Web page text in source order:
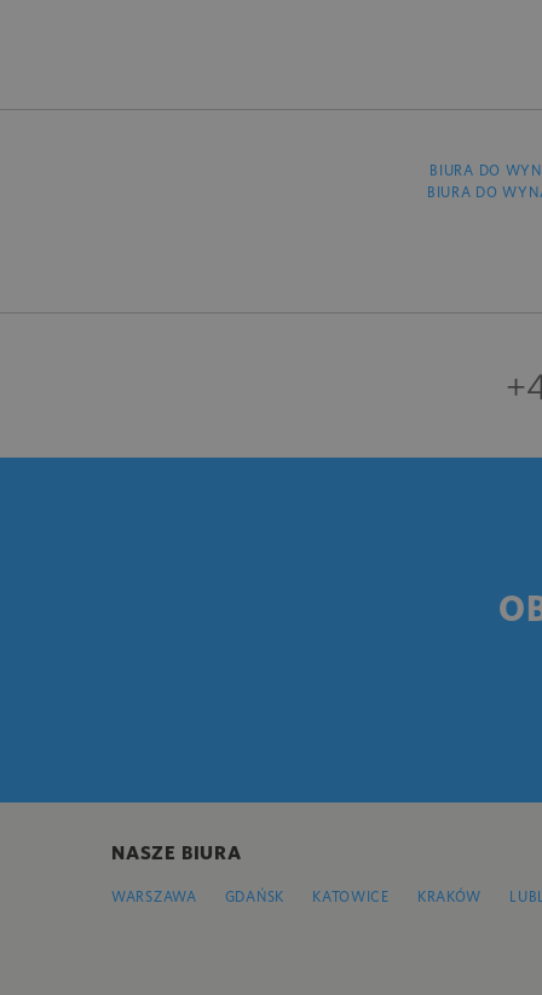
BIURA DO
BIURA DO
NASZE BIURA
WARSZAWA GDAŃSK KATOWICE KRAKÓW